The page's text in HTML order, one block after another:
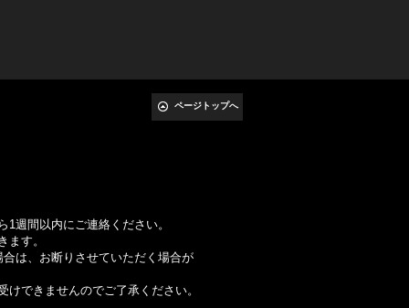
ページトップへ
週間以内にご連絡ください。
す。
、お断りさせていただく場合が
きませんのでご了承ください。